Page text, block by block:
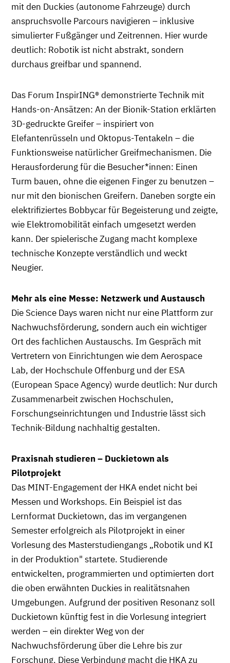
mit den Duckies (autonome Fahrzeuge) durch
anspruchsvolle Parcours navigieren – inklusive
simulierter Fußgänger und Zeitrennen. Hier wurde
deutlich: Robotik ist nicht abstrakt, sondern
durchaus greifbar und spannend.
Das Forum InspirING® demonstrierte Technik mit
Hands-on-Ansätzen: An der Bionik-Station erklärten
3D-gedruckte Greifer – inspiriert von
Elefantenrüsseln und Oktopus-Tentakeln – die
Funktionsweise natürlicher Greifmechanismen. Die
Herausforderung für die Besucher*innen: Einen
Turm bauen, ohne die eigenen Finger zu benutzen –
nur mit den bionischen Greifern. Daneben sorgte ein
elektrifiziertes Bobbycar für Begeisterung und zeigte,
wie Elektromobilität einfach umgesetzt werden
kann. Der spielerische Zugang macht komplexe
technische Konzepte verständlich und weckt
Neugier.
Mehr als eine Messe: Netzwerk und Austausch
Die Science Days waren nicht nur eine Plattform zur
Nachwuchsförderung, sondern auch ein wichtiger
Ort des fachlichen Austauschs. Im Gespräch mit
Vertretern von Einrichtungen wie dem Aerospace
Lab, der Hochschule Offenburg und der ESA
(European Space Agency) wurde deutlich: Nur durch
Zusammenarbeit zwischen Hochschulen,
Forschungseinrichtungen und Industrie lässt sich
Technik-Bildung nachhaltig gestalten.
Praxisnah studieren – Duckietown als
Pilotprojekt
Das MINT-Engagement der HKA endet nicht bei
Messen und Workshops. Ein Beispiel ist das
Lernformat Duckietown, das im vergangenen
Semester erfolgreich als Pilotprojekt in einer
Vorlesung des Masterstudiengangs „Robotik und KI
in der Produktion" startete. Studierende
entwickelten, programmierten und optimierten dort
die oben erwähnten Duckies in realitätsnahen
Umgebungen. Aufgrund der positiven Resonanz soll
Duckietown künftig fest in die Vorlesung integriert
werden – ein direkter Weg von der
Nachwuchsförderung über die Lehre bis zur
Forschung. Diese Verbindung macht die HKA zu